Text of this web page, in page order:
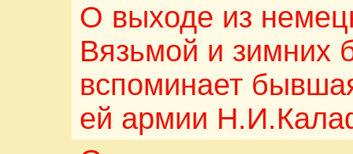
О выходе из
Вязьмой и зимних
вспоминает
ей армии